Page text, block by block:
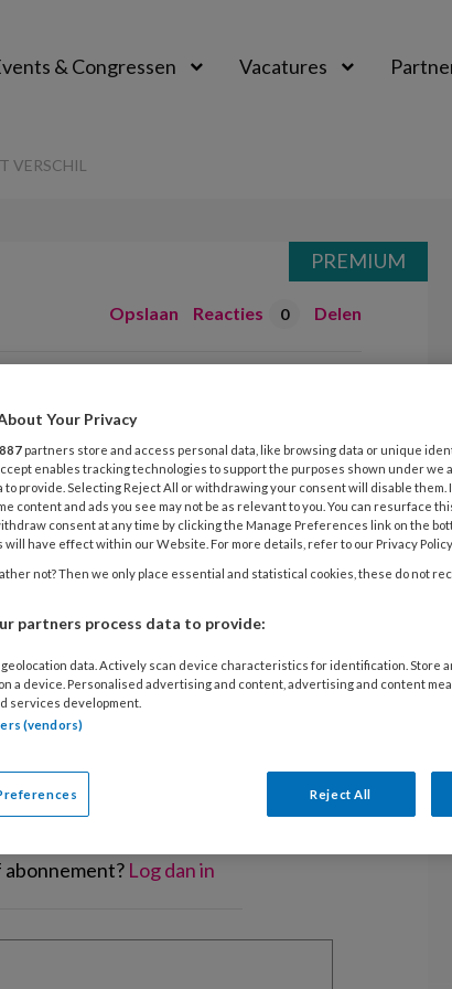
& Congressen Vacatures
VERSCHIL
Opslaan Reacties 0 Delen
het verschil
halen de aanbevolen dagelijkse
vitamine B11, D, E, calcium, ijzer
na een onderzoek met de
lezen?
lees 2 artikelen gratis per maand
Log dan in
PREMIUM
Your Privacy
887 partners store and access personal data, like browsing data or unique
enables tracking technologies to support the purposes shown under we
to provide. Selecting Reject All or withdrawing your consent will disable them.
content and ads you see may not be as relevant to you. You can resurface
consent at any time by clicking the Manage Preferences link on the
will have effect within our Website. For more details, refer to our Privacy Policy.
not? Then we only place essential and statistical cookies, these do not
partners process data to provide:
data. Actively scan device characteristics for identification. Store
a device. Personalised advertising and content, advertising and content
services development.
(vendors)
Reject All